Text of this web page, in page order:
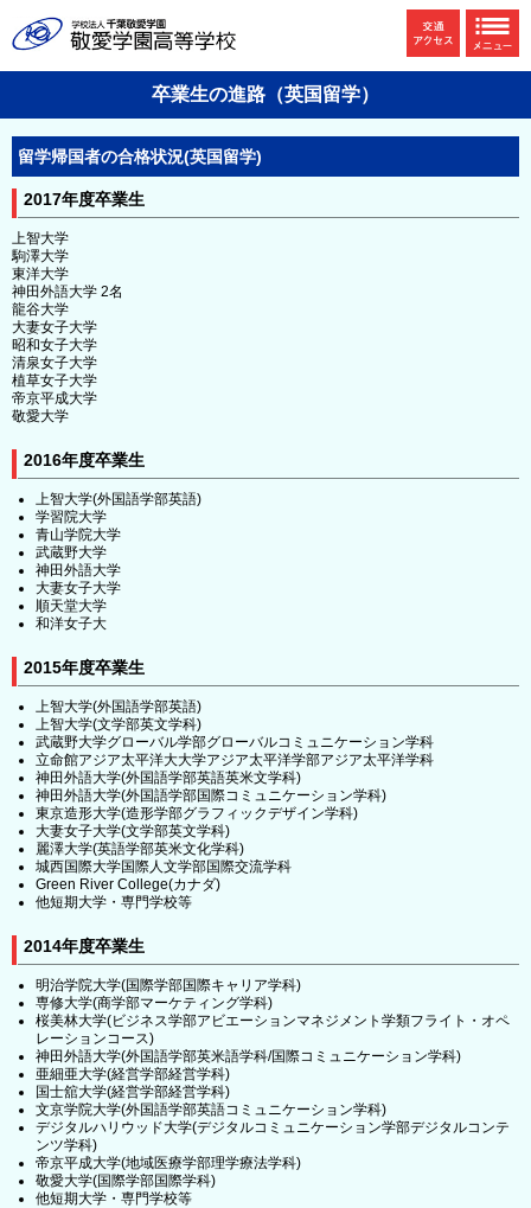
卒業生の進路（英国留学）
留学帰国者の合格状況(英国留学)
2017年度卒業生
上智大学
駒澤大学
東洋大学
神田外語大学 2名
龍谷大学
大妻女子大学
昭和女子大学
清泉女子大学
植草女子大学
帝京平成大学
敬愛大学
2016年度卒業生
上智大学(外国語学部英語)
学習院大学
青山学院大学
武蔵野大学
神田外語大学
大妻女子大学
順天堂大学
和洋女子大
2015年度卒業生
上智大学(外国語学部英語)
上智大学(文学部英文学科)
武蔵野大学グローバル学部グローバルコミュニケーション学科
立命館アジア太平洋大大学アジア太平洋学部アジア太平洋学科
神田外語大学(外国語学部英語英米文学科)
神田外語大学(外国語学部国際コミュニケーション学科)
東京造形大学(造形学部グラフィックデザイン学科)
大妻女子大学(文学部英文学科)
麗澤大学(英語学部英米文化学科)
城西国際大学国際人文学部国際交流学科
Green River College(カナダ)
他短期大学・専門学校等
2014年度卒業生
明治学院大学(国際学部国際キャリア学科)
専修大学(商学部マーケティング学科)
桜美林大学(ビジネス学部アビエーションマネジメント学類フライト・オペ
レーションコース)
神田外語大学(外国語学部英米語学科/国際コミュニケーション学科)
亜細亜大学(経営学部経営学科)
国士舘大学(経営学部経営学科)
文京学院大学(外国語学部英語コミュニケーション学科)
デジタルハリウッド大学(デジタルコミュニケーション学部デジタルコンテ
ンツ学科)
帝京平成大学(地域医療学部理学療法学科)
敬愛大学(国際学部国際学科)
他短期大学・専門学校等